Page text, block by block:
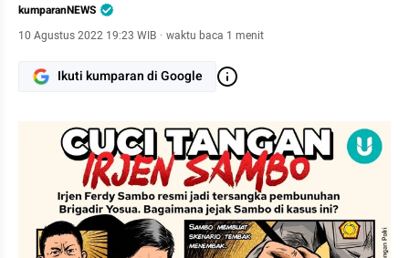
kumparanNEWS
10 Agustus 2022 19:23 WIB · waktu baca 1 menit
Ikuti kumparan di Google